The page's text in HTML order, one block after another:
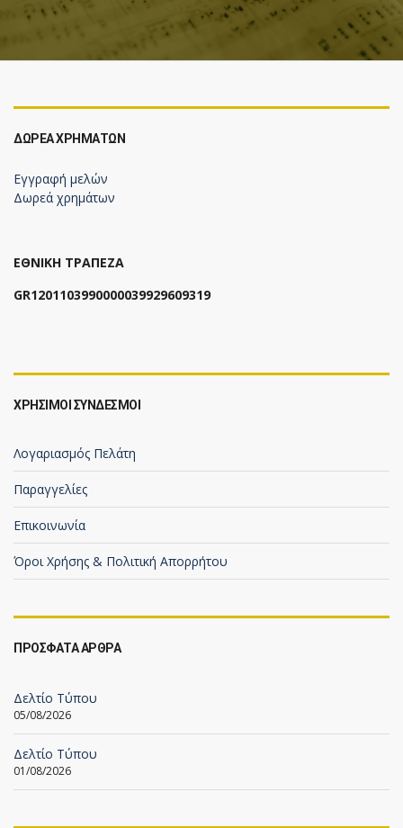
ΔΩΡΕΆ ΧΡΗΜΆΤΩΝ
Εγγραφή μελών
Δωρεά χρημάτων
ΕΘΝΙΚΗ ΤΡΑΠΕΖΑ
GR1201103990000039929609319
ΧΡΗΣΙΜΟΙ ΣΥΝΔΕΣΜΟΙ
Λογαριασμός Πελάτη
Παραγγελίες
Επικοινωνία
Όροι Χρήσης & Πολιτική Απορρήτου
ΠΡΟΣΦΑΤΑ ΑΡΘΡΑ
Δελτίο Τύπου
05/08/2026
Δελτίο Τύπου
01/08/2026